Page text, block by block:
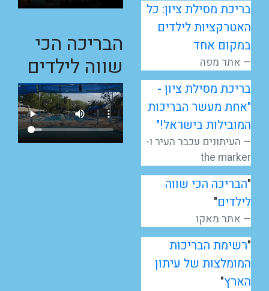
בריכת מסילת ציון: כל
האטרקציות לילדים
במקום אחד
אתר מפה
בריכת מסילת ציון -
"אחת מעשר הבריכות
המובילות בישראל!"
העיתונים עכבר העיר ו-
the marker
"הבריכה הכי שווה
לילדים"
אתר מאקו
"רשימת הבריכות
המומלצות של עיתון
הארץ"
הבריכה הכי
שווה לילדים